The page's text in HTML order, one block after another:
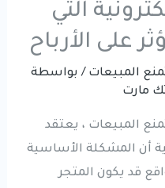
التي
على الأرباح
المبيعات / بواسطة
مارت
المبيعات ، يعتقد
أن المشكلة الأساسية
قد يكون المتجر